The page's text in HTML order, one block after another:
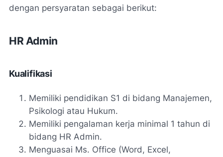
dengan persyaratan sebagai berikut:
HR Admin
Kualifikasi
Memiliki pendidikan S1 di bidang Manajemen,
Psikologi atau Hukum.
Memiliki pengalaman kerja minimal 1 tahun di
bidang HR Admin.
Menguasai Ms. Office (Word, Excel,